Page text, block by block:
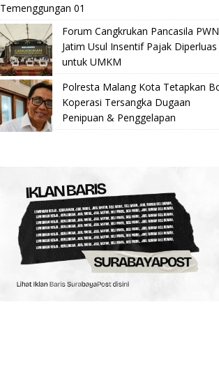
Temenggungan 01
Forum Cangkrukan Pancasila
Jatim Usul Insentif Pajak Diperluas
untuk UMKM
Polresta Malang Kota Tetapkan
Koperasi Tersangka Dugaan
Penipuan & Penggelapan